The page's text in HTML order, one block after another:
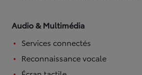
Audio & Multimédia
Services connectés
Reconnaissance vocale